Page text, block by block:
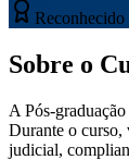
Sobre o
A Pós-
Durante o curso,
judicial,